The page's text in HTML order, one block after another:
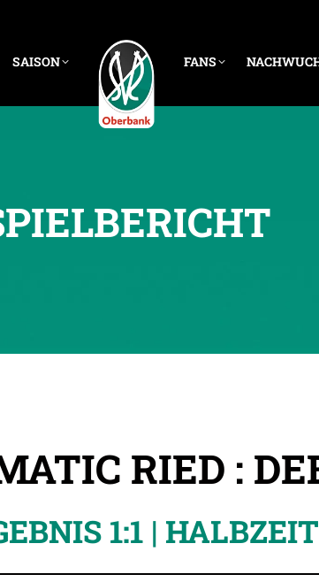
SAISON FANS
RIED :
1:1 |